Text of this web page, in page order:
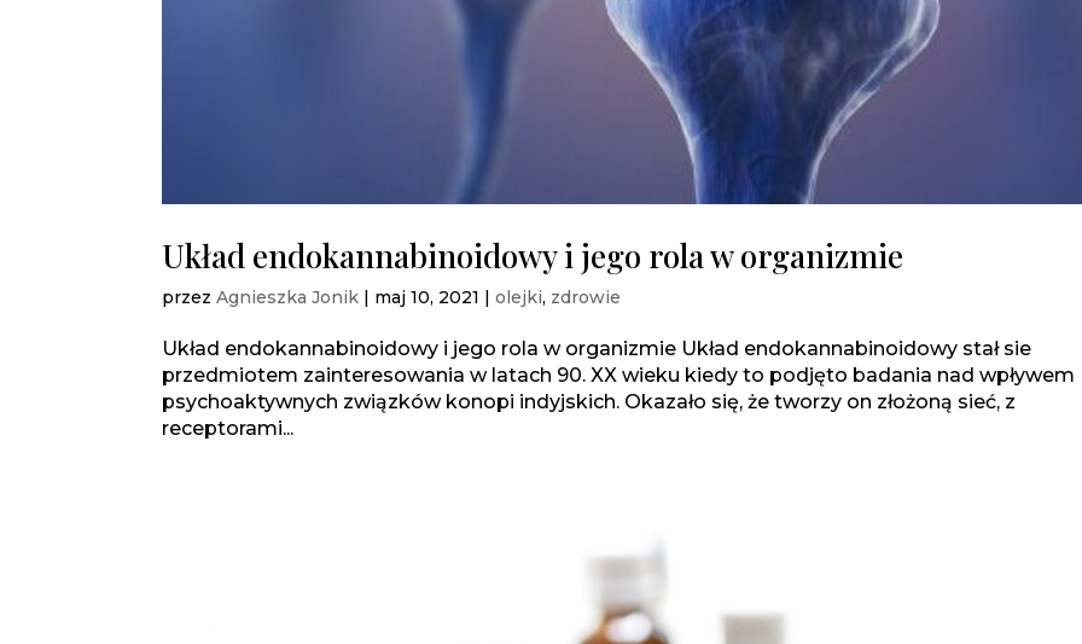
Układ endokannabinoidowy i jego rola w organizmie
przezAgnieszka Jonik | maj 10, 2021 |olejki, zdrowie
Układ endokannabinoidowy i jego rola w organizmie Układ endokannabinoidowy stał sie
przedmiotem zainteresowania w latach 90. XX wieku kiedy to podjęto badania nad wpływem
psychoaktywnych związków konopi indyjskich. Okazało się, że tworzy on złożoną sieć, z
receptorami...